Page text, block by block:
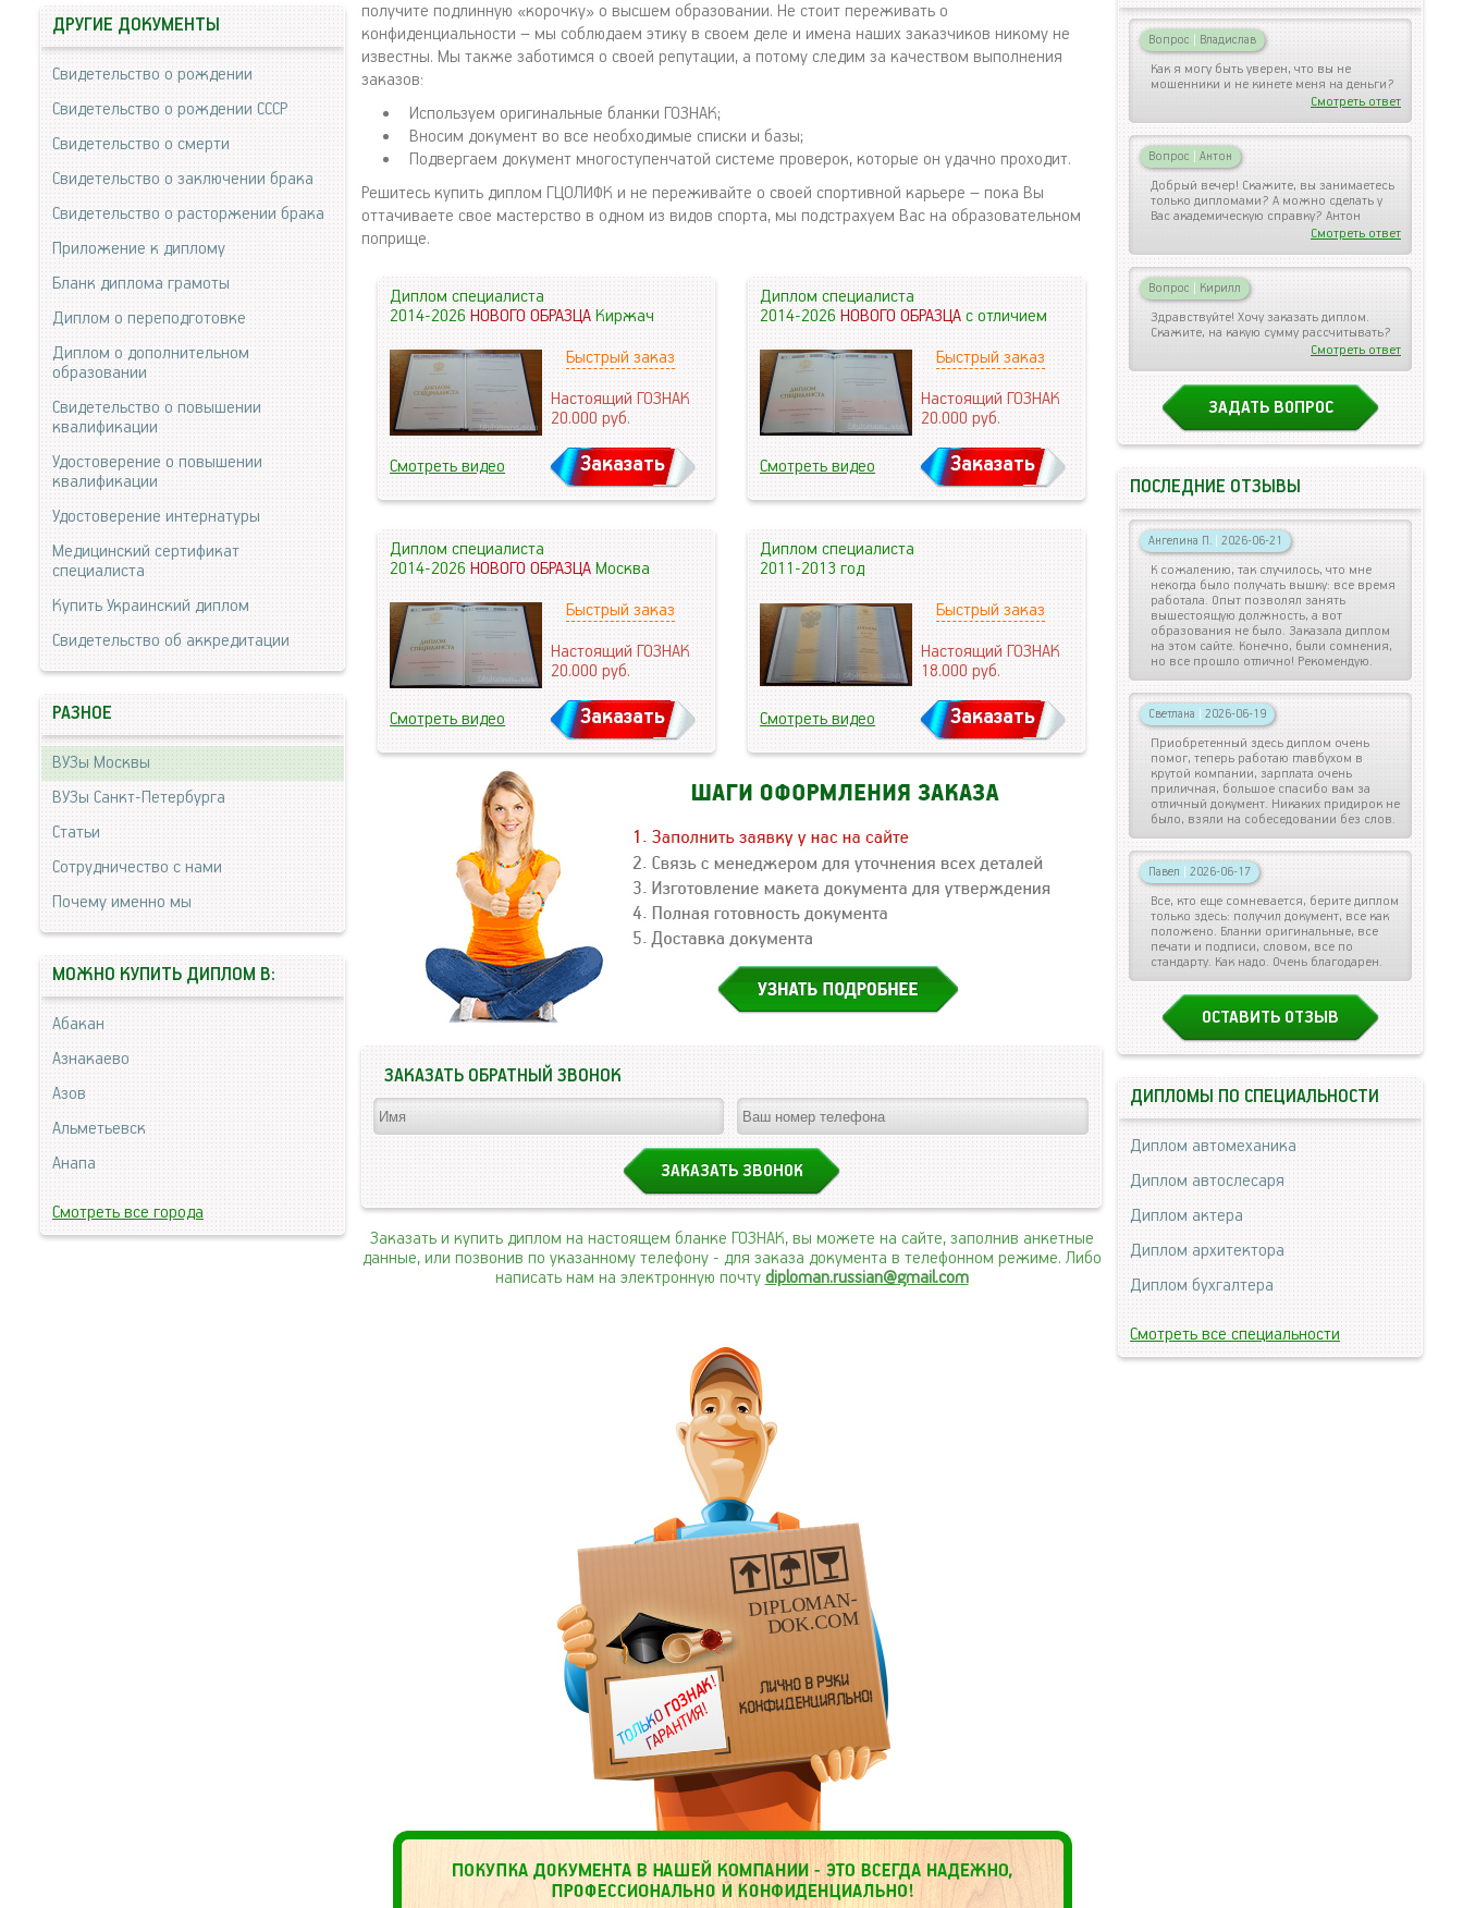
получите подлинную «корочку» о высшем образовании. Не стоит переживать о
конфиденциальности – мы соблюдаем этику в своем деле и имена наших заказчиков никому не
известны. Мы также заботимся о своей репутации, а потому следим за качеством выполнения
заказов:
Используем оригинальные бланки ГОЗНАК;
Вносим документ во все необходимые списки и базы;
Подвергаем документ многоступенчатой системе проверок, которые он удачно проходит.
Решитесь купить диплом ГЦОЛИФК и не переживайте о своей спортивной карьере – пока Вы
оттачиваете свое мастерство в одном из видов спорта, мы подстрахуем Вас на образовательном
поприще.
Диплом специалиста
2014-2026НОВОГО ОБРАЗЦАКиржач
Быстрый заказ
Настоящий ГОЗНАК
20.000руб.
Смотреть видео Заказать
Диплом специалиста
2014-2026НОВОГО ОБРАЗЦАс отличием
Быстрый заказ
Настоящий ГОЗНАК
20.000руб.
Смотреть видео Заказать
Диплом специалиста
2014-2026НОВОГО ОБРАЗЦАМосква
Быстрый заказ
Настоящий ГОЗНАК
20.000руб.
Смотреть видео Заказать
Диплом специалиста
2011-2013 год
Быстрый заказ
Настоящий ГОЗНАК
18.000руб.
Смотреть видео Заказать
ЗАКАЗАТЬ ОБРАТНЫЙ ЗВОНОК
Заказать и купить диплом на настоящем бланке ГОЗНАК, вы можете на сайте, заполнив анкетные
данные, или позвонив по указанному телефону - для заказа документа в телефонном режиме. Либо
написать нам на электронную почту diploman.russian@gmail.com
DIPLOMAN-
DOK.COM
ДРУГИЕ ДОКУМЕНТЫ
Свидетельство о рождении
Свидетельство о рождении СССР
Свидетельство о смерти
Свидетельство о заключении брака
Свидетельство о расторжении брака
Приложение к диплому
Бланк диплома грамоты
Диплом о переподготовке
Диплом о дополнительном
образовании
Свидетельство о повышении
квалификации
Удостоверение о повышении
квалификации
Удостоверение интернатуры
Медицинский сертификат
специалиста
Купить Украинский диплом
Свидетельство об аккредитации
РАЗНОЕ
ВУЗы Москвы
ВУЗы Санкт-Петербурга
Статьи
Сотрудничество с нами
Почему именно мы
МОЖНО КУПИТЬ ДИПЛОМ В:
Абакан
Азнакаево
Азов
Альметьевск
Анапа
Смотреть все города
Вопрос | Владислав
Как я могу быть уверен, что вы не
мошенники и не кинете меня на деньги?
Смотреть ответ
Вопрос | Антон
Добрый вечер! Скажите, вы занимаетесь
только дипломами? А можно сделать у
Вас академическую справку? Антон
Смотреть ответ
Вопрос | Кирилл
Здравствуйте! Хочу заказать диплом.
Скажите, на какую сумму рассчитывать?
Смотреть ответ
ЗАДАТЬ ВОПРОС
ПОСЛЕДНИЕ ОТЗЫВЫ
Ангелина П. | 2026-06-21
К сожалению, так случилось, что мне
некогда было получать вышку: все время
работала. Опыт позволял занять
вышестоящую должность, а вот
образования не было. Заказала диплом
на этом сайте. Конечно, были сомнения,
но все прошло отлично! Рекомендую.
Светлана | 2026-06-19
Приобретенный здесь диплом очень
помог, теперь работаю главбухом в
крутой компании, зарплата очень
приличная, большое спасибо вам за
отличный документ. Никаких придирок не
было, взяли на собеседовании без слов.
Павел | 2026-06-17
Все, кто еще сомневается, берите диплом
только здесь: получил документ, все как
положено. Бланки оригинальные, все
печати и подписи, словом, все по
стандарту. Как надо. Очень благодарен.
ОСТАВИТЬ ОТЗЫВ
ДИПЛОМЫ ПО СПЕЦИАЛЬНОСТИ
Диплом автомеханика
Диплом автослесаря
Диплом актера
Диплом архитектора
Диплом бухгалтера
Смотреть все специальности